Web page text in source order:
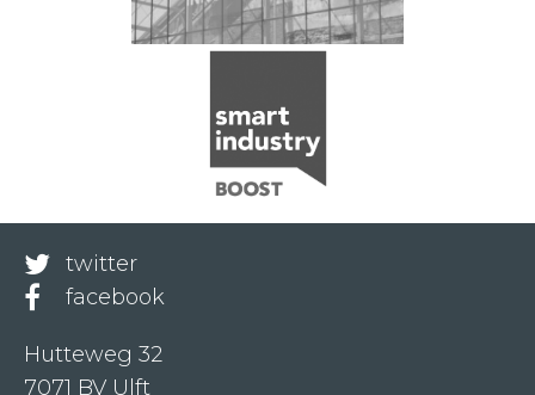
twitter
facebook
Hutteweg 32
7071 BV Ulft